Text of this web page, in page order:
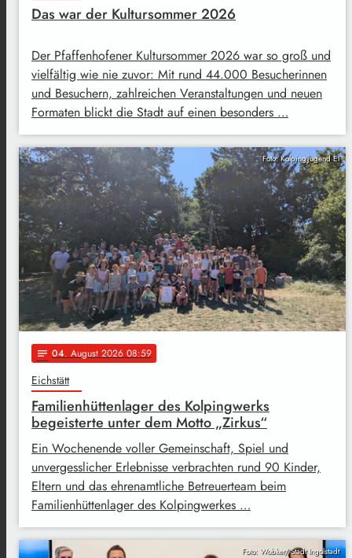
Das war der Kultursommer 2026
Der Pfaffenhofener Kultursommer 2026 war so groß und
vielfältig wie nie zuvor: Mit rund 44.000 Besucherinnen
und Besuchern, zahlreichen Veranstaltungen und neuen
Formaten blickt die Stadt auf einen besonders …
Foto: Kolpingjugend EI
notes 04. August 2026 08:59
Eichstätt
Familienhüttenlager des Kolpingwerks
begeisterte unter dem Motto „Zirkus“
Ein Wochenende voller Gemeinschaft, Spiel und
unvergesslicher Erlebnisse verbrachten rund 90 Kinder,
Eltern und das ehrenamtliche Betreuerteam beim
Familienhüttenlager des Kolpingwerkes …
Foto: Wobker/ Stadt Ingolstadt